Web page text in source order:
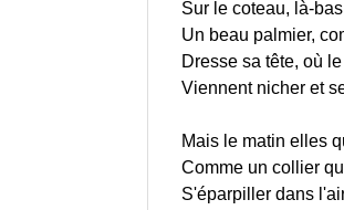
Sur le coteau, là-
Un beau palmier,
Dresse sa tête, où
Viennent nicher et
Mais le matin elles
Comme un collier
S'éparpiller dans